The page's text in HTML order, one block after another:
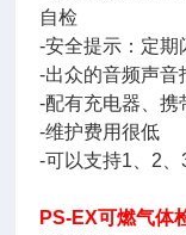
自检
-安全提示：定期
-出众的音频声音
-配有充电器、携
-维护费用很低
-可以支持1、2
PS-EX可燃气体